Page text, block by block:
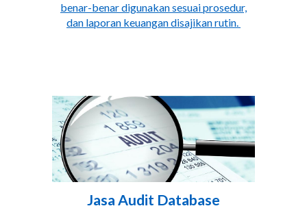
benar-benar digunakan sesuai prosedur,
dan laporan keuangan disajikan rutin.
Jasa Audit Database